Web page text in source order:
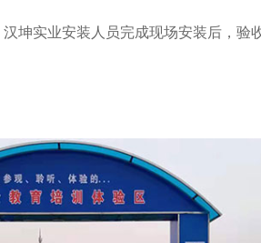
坤实业安装人员完成现场安装后，验